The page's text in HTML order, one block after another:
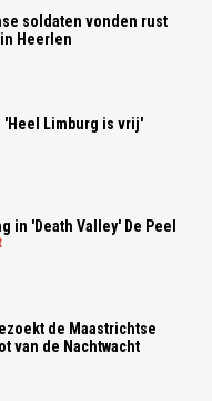
soldaten vonden rust
Heerlen
'Heel Limburg is vrij'
in 'Death Valley' De Peel
de Maastrichtse
van de Nachtwacht